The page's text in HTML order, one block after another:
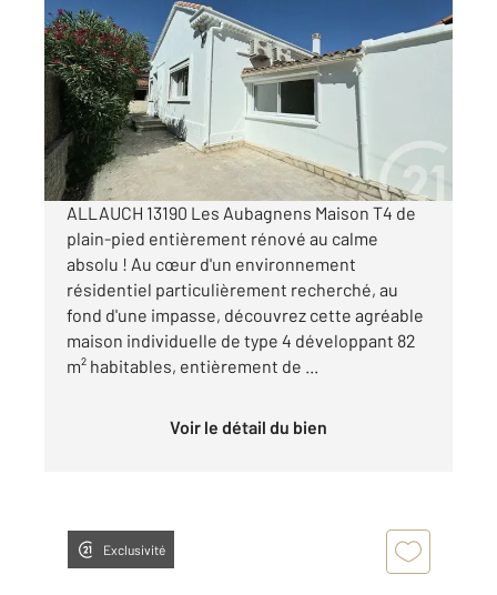
82 m2, 4 pièces
Ref : 3812
Maison à vendre
390 000 €
Visiter le site dédié
ALLAUCH 13190 Les Aubagnens Maison T4 de
plain-pied entièrement rénové au calme
absolu ! Au cœur d'un environnement
résidentiel particulièrement recherché, au
fond d'une impasse, découvrez cette agréable
maison individuelle de type 4 développant 82
m² habitables, entièrement de ...
Voir le détail du bien
Exclusivité